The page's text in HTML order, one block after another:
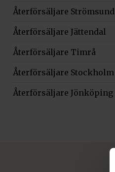
Återförsäljare Strömsund
Återförsäljare Jättendal
Återförsäljare Timrå
Återförsäljare Stockholm
Återförsäljare Jönköping